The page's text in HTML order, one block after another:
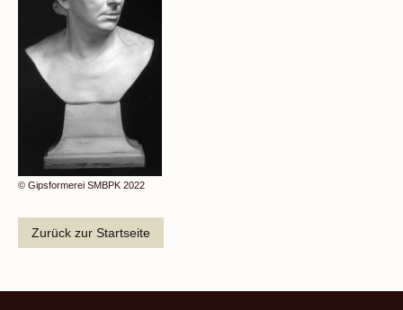
© Gipsformerei SMBPK 2022
Zurück zur Startseite